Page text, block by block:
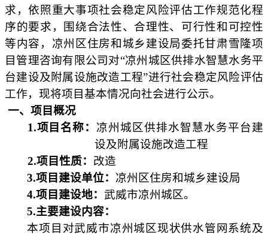
求，依照重大事项社会稳定风险评估工作规范化程
序的要求，围绕合法性、合理性、可行性和可控性
等内容，凉州区住房和城乡建设局委托甘肃雪隆项
目管理咨询有限公司对“凉州城区供排水智慧水务平
台建设及附属设施改造工程”进行社会稳定风险评估
工作，现将项目基本情况向社会进行公示。
一、项目概况
1.项目名称： 凉州城区供排水智慧水务平台建
设及附属设施改造工程
2.项目性质： 改造
3.项目建设单位： 凉州区住房和城乡建设局
4.项目建设地： 武威市凉州城区。
5.主要建设内容：
本项目对武威市凉州城区现状供水管网系统及